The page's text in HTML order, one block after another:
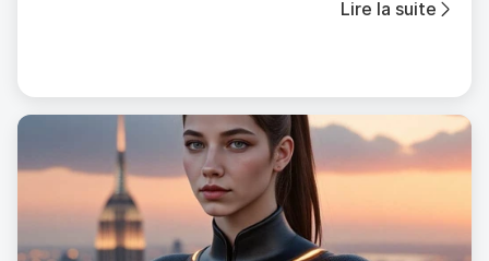
Lire la suite